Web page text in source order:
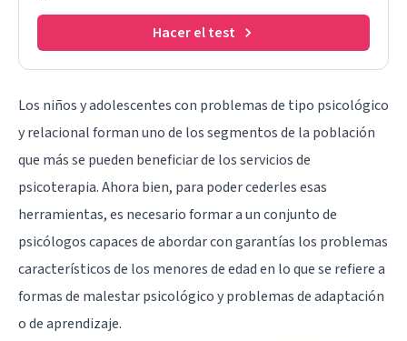
Hacer el test
Los niños y adolescentes con problemas de tipo psicológico
y relacional forman uno de los segmentos de la población
que más se pueden beneficiar de los servicios de
psicoterapia. Ahora bien, para poder cederles esas
herramientas, es necesario formar a un conjunto de
psicólogos capaces de abordar con garantías los problemas
característicos de los menores de edad en lo que se refiere a
formas de malestar psicológico y problemas de adaptación
o de aprendizaje.